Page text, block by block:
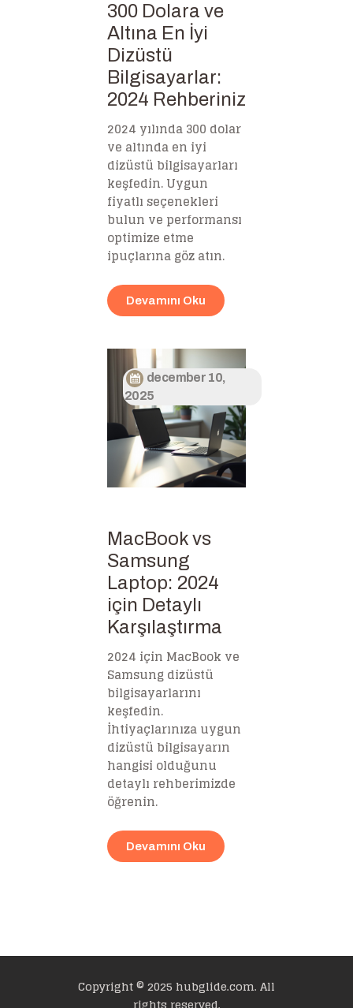
300 Dolara ve
Altına En İyi
Dizüstü
Bilgisayarlar:
2024 Rehberiniz
2024 yılında 300 dolar
ve altında en iyi
dizüstü bilgisayarları
keşfedin. Uygun
fiyatlı seçenekleri
bulun ve performansı
optimize etme
ipuçlarına göz atın.
Devamını Oku
december 10,
2025
MacBook vs
Samsung
Laptop: 2024
için Detaylı
Karşılaştırma
2024 için MacBook ve
Samsung dizüstü
bilgisayarlarını
keşfedin.
İhtiyaçlarınıza uygun
dizüstü bilgisayarın
hangisi olduğunu
detaylı rehberimizde
öğrenin.
Devamını Oku
Copyright © 2025 hubglide.com. All